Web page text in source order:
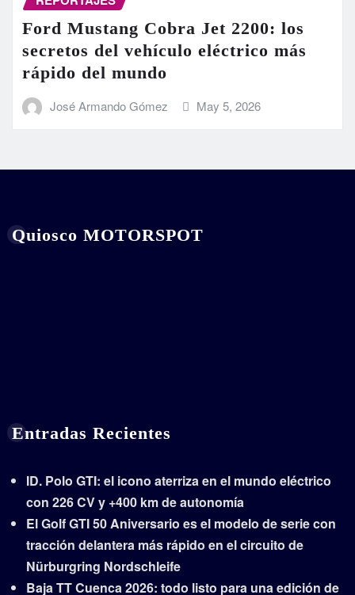
Ford Mustang Cobra Jet 2200: los
secretos del vehículo eléctrico más
rápido del mundo
José Armando Gómez May 5, 2026
Quiosco MOTORSPOT
Entradas Recientes
ID. Polo GTI: el icono aterriza en el mundo eléctrico
con 226 CV y +400 km de autonomía
El Golf GTI 50 Aniversario es el modelo de serie con
tracción delantera más rápido en el circuito de
Nürburgring Nordschleife
Baja TT Cuenca 2026: todo listo para una edición de